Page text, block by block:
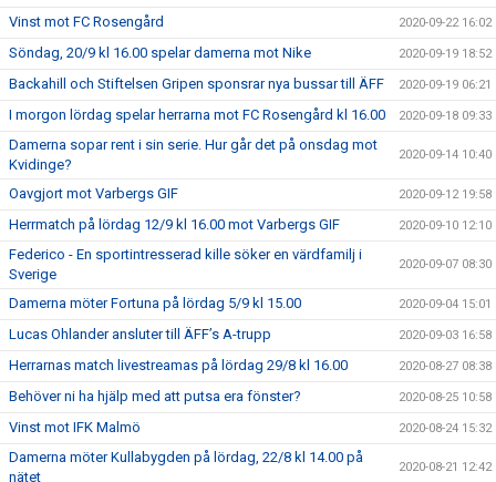
Vinst mot FC Rosengård 2020-09-22 16:02
Söndag, 20/9 kl 16.00 spelar damerna mot Nike 2020-09-19 18:52
Backahill och Stiftelsen Gripen sponsrar nya bussar till ÄFF 2020-09-19 06:21
I morgon lördag spelar herrarna mot FC Rosengård kl 16.00 2020-09-18 09:33
Damerna sopar rent i sin serie. Hur går det på onsdag mot
Kvidinge?
2020-09-14 10:40
Oavgjort mot Varbergs GIF 2020-09-12 19:58
Herrmatch på lördag 12/9 kl 16.00 mot Varbergs GIF 2020-09-10 12:10
Federico - En sportintresserad kille söker en värdfamilj i
Sverige
2020-09-07 08:30
Damerna möter Fortuna på lördag 5/9 kl 15.00 2020-09-04 15:01
Lucas Ohlander ansluter till ÄFF’s A-trupp 2020-09-03 16:58
Herrarnas match livestreamas på lördag 29/8 kl 16.00 2020-08-27 08:38
Behöver ni ha hjälp med att putsa era fönster? 2020-08-25 10:58
Vinst mot IFK Malmö 2020-08-24 15:32
Damerna möter Kullabygden på lördag, 22/8 kl 14.00 på
nätet
2020-08-21 12:42